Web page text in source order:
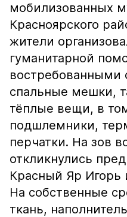
мобилизованных
Красноярского
жители
гуманитарной
востребованными
спальные мешки,
тёплые вещи, в
подшлемники,
перчатки. На зов
откликнулись
Красный Яр Игорь
На собственные
ткань,